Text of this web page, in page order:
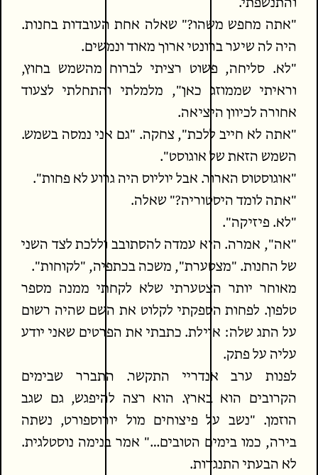
"אתה מחפש משהו?" שאלה אחת העובדות בחנות.
היה לה שיער ברונטי ארוך מאוד ונמשים.
"לא. סליחה, פשוט רציתי לברוח מהשמש בחוץ,
וראיתי שממוזג כאן", מלמלתי והתחלתי לצעוד
אחורה לכיוון היציאה.
"אתה לא חייב ללכת", צחקה. "גם אני נמסה בשמש.
השמש הזאת של אוגוסט".
"אוגוסטוס הארור. אבל יוליוס היה גרוע לא פחות".
"אתה לומד היסטוריה?" שאלה.
"לא. פיזיקה".
"אה", אמרה. היא עמדה להסתובב וללכת לצד השני
של החנות. "מצטערת", משכה בכתפיה, "לקוחות".
מאוחר יותר הצטערתי שלא לקחתי ממנה מספר
טלפון. לפחות הספקתי לקלוט את השם שהיה רשום
על התג שלה: איילת. כתבתי את הפרטים שאני יודע
עליה על פתק.
לפנות ערב אנדריי התקשר. התברר שבימים
הקרובים הוא בארץ. הוא רצה להיפגש, גם שגב
הוזמן. "נשב על פיצוחים מול יורוספורט, נשתה
בירה, כמו בימים הטובים…" אמר בנימה נוסטלגית.
לא הבעתי התנגדות.